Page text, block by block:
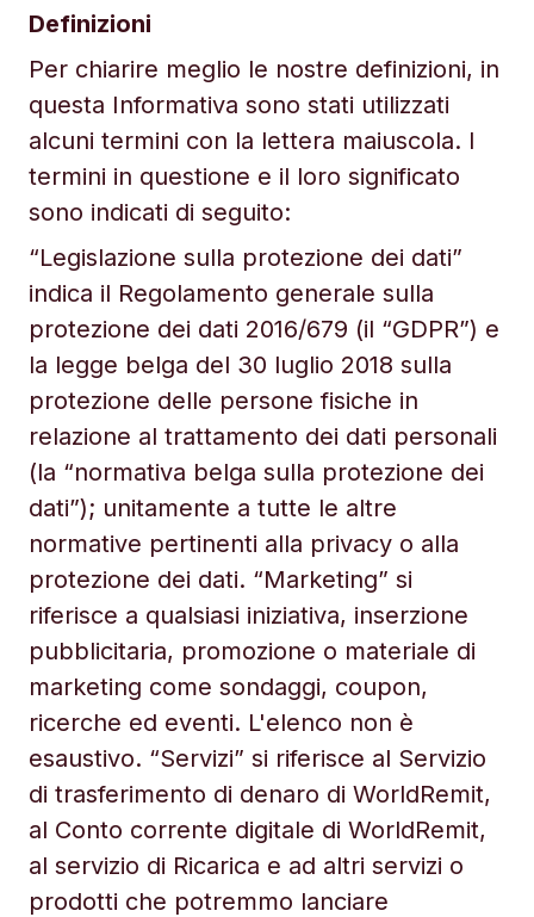
Definizioni
Per chiarire meglio le nostre definizioni, in
questa Informativa sono stati utilizzati
alcuni termini con la lettera maiuscola. I
termini in questione e il loro significato
sono indicati di seguito:
“Legislazione sulla protezione dei dati”
indica il Regolamento generale sulla
protezione dei dati 2016/679 (il “GDPR”) e
la legge belga del 30 luglio 2018 sulla
protezione delle persone fisiche in
relazione al trattamento dei dati personali
(la “normativa belga sulla protezione dei
dati”); unitamente a tutte le altre
normative pertinenti alla privacy o alla
protezione dei dati. “Marketing” si
riferisce a qualsiasi iniziativa, inserzione
pubblicitaria, promozione o materiale di
marketing come sondaggi, coupon,
ricerche ed eventi. L'elenco non è
esaustivo. “Servizi” si riferisce al Servizio
di trasferimento di denaro di WorldRemit,
al Conto corrente digitale di WorldRemit,
al servizio di Ricarica e ad altri servizi o
prodotti che potremmo lanciare